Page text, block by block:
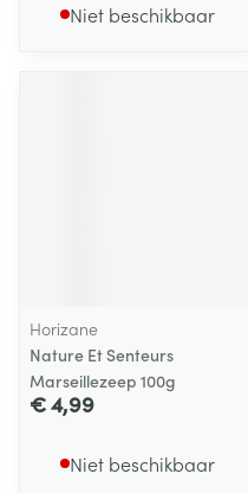
Niet beschikbaar
Horizane
Nature Et Senteurs
Marseillezeep 100g
€ 4,99
Niet beschikbaar